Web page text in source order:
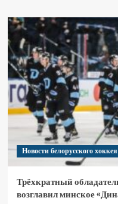
Новости белорусского хоккея
Трёхкратный
возглавил минское